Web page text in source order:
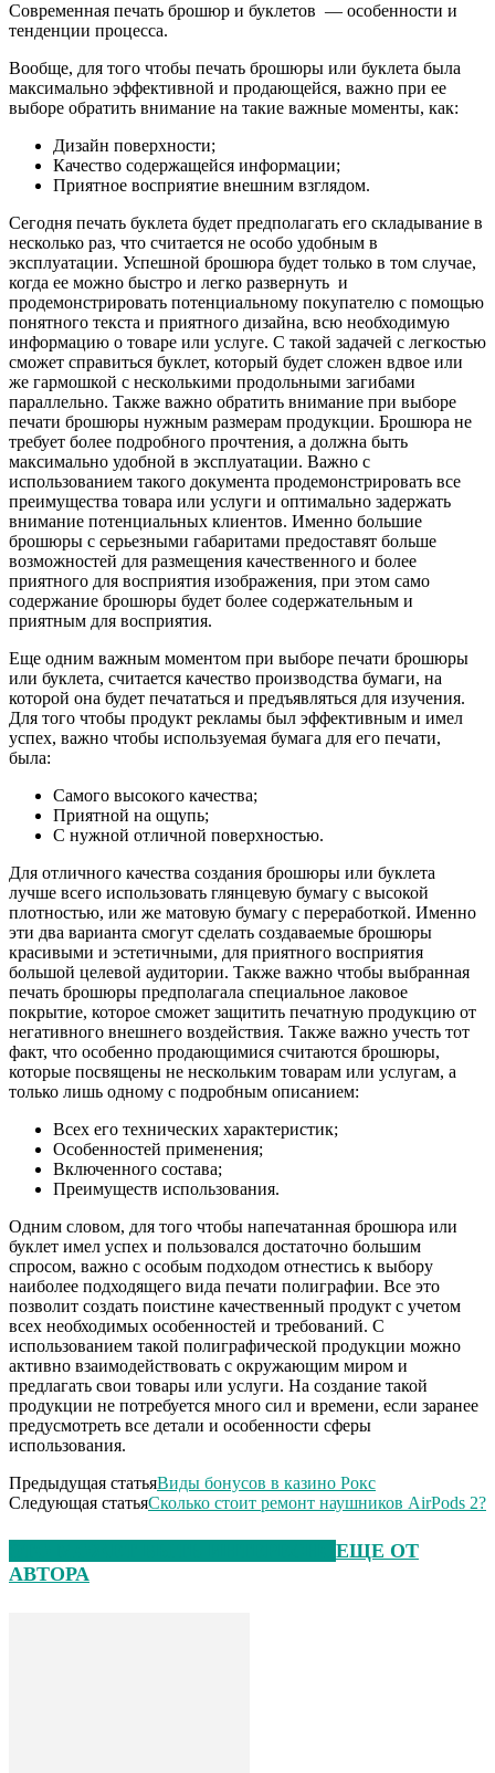
Современная печать брошюр и буклетов — особенности и
тенденции процесса.
Вообще, для того чтобы печать брошюры или буклета была
максимально эффективной и продающейся, важно при ее
выборе обратить внимание на такие важные моменты, как:
Дизайн поверхности;
Качество содержащейся информации;
Приятное восприятие внешним взглядом.
Сегодня печать буклета будет предполагать его складывание в
несколько раз, что считается не особо удобным в
эксплуатации. Успешной брошюра будет только в том случае,
когда ее можно быстро и легко развернуть и
продемонстрировать потенциальному покупателю с помощью
понятного текста и приятного дизайна, всю необходимую
информацию о товаре или услуге. С такой задачей с легкостью
сможет справиться буклет, который будет сложен вдвое или
же гармошкой с несколькими продольными загибами
параллельно. Также важно обратить внимание при выборе
печати брошюры нужным размерам продукции. Брошюра не
требует более подробного прочтения, а должна быть
максимально удобной в эксплуатации. Важно с
использованием такого документа продемонстрировать все
преимущества товара или услуги и оптимально задержать
внимание потенциальных клиентов. Именно большие
брошюры с серьезными габаритами предоставят больше
возможностей для размещения качественного и более
приятного для восприятия изображения, при этом само
содержание брошюры будет более содержательным и
приятным для восприятия.
Еще одним важным моментом при выборе печати брошюры
или буклета, считается качество производства бумаги, на
которой она будет печататься и предъявляться для изучения.
Для того чтобы продукт рекламы был эффективным и имел
успех, важно чтобы используемая бумага для его печати,
была:
Самого высокого качества;
Приятной на ощупь;
С нужной отличной поверхностью.
Для отличного качества создания брошюры или буклета
лучше всего использовать глянцевую бумагу с высокой
плотностью, или же матовую бумагу с переработкой. Именно
эти два варианта смогут сделать создаваемые брошюры
красивыми и эстетичными, для приятного восприятия
большой целевой аудитории. Также важно чтобы выбранная
печать брошюры предполагала специальное лаковое
покрытие, которое сможет защитить печатную продукцию от
негативного внешнего воздействия. Также важно учесть тот
факт, что особенно продающимися считаются брошюры,
которые посвящены не нескольким товарам или услугам, а
только лишь одному с подробным описанием:
Всех его технических характеристик;
Особенностей применения;
Включенного состава;
Преимуществ использования.
Одним словом, для того чтобы напечатанная брошюра или
буклет имел успех и пользовался достаточно большим
спросом, важно с особым подходом отнестись к выбору
наиболее подходящего вида печати полиграфии. Все это
позволит создать поистине качественный продукт с учетом
всех необходимых особенностей и требований. С
использованием такой полиграфической продукции можно
активно взаимодействовать с окружающим миром и
предлагать свои товары или услуги. На создание такой
продукции не потребуется много сил и времени, если заранее
предусмотреть все детали и особенности сферы
использования.
Предыдущая статьяВиды бонусов в казино Рокс
Следующая статьяСколько стоит ремонт наушников AirPods 2?
ЕЩЕ ОТ
АВТОРА